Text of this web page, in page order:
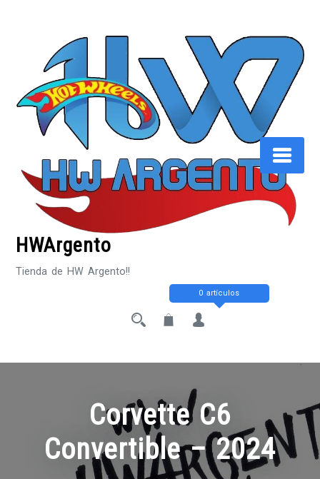
HWArgento
Tienda de HW Argento!!
0 artículos
Corvette C6
Convertible – 2024